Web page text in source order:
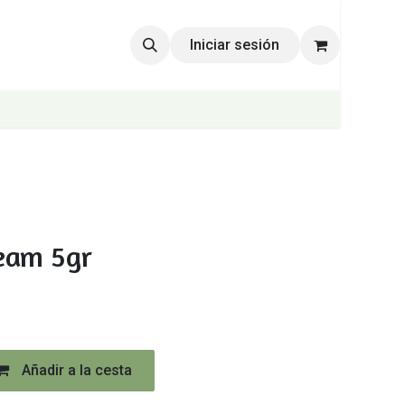
Iniciar sesión
5gr
Añadir a la cesta